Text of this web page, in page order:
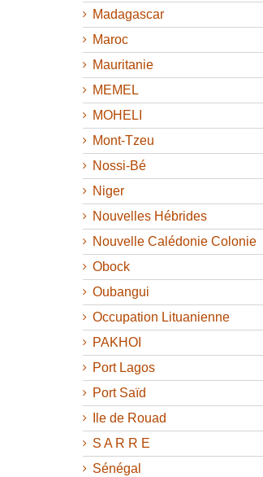
Madagascar
Maroc
Mauritanie
MEMEL
MOHELI
Mont-Tzeu
Nossi-Bé
Niger
Nouvelles Hébrides
Nouvelle Calédonie Colonie
Obock
Oubangui
Occupation Lituanienne
PAKHOI
Port Lagos
Port Saïd
Ile de Rouad
S A R R E
Sénégal